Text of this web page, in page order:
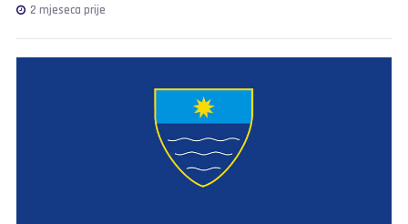
2 mjeseca prije